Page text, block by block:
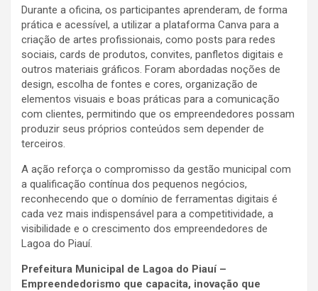
Durante a oficina, os participantes aprenderam, de forma
prática e acessível, a utilizar a plataforma Canva para a
criação de artes profissionais, como posts para redes
sociais, cards de produtos, convites, panfletos digitais e
outros materiais gráficos. Foram abordadas noções de
design, escolha de fontes e cores, organização de
elementos visuais e boas práticas para a comunicação
com clientes, permitindo que os empreendedores possam
produzir seus próprios conteúdos sem depender de
terceiros.
A ação reforça o compromisso da gestão municipal com
a qualificação contínua dos pequenos negócios,
reconhecendo que o domínio de ferramentas digitais é
cada vez mais indispensável para a competitividade, a
visibilidade e o crescimento dos empreendedores de
Lagoa do Piauí.
Prefeitura Municipal de Lagoa do Piauí –
Empreendedorismo que capacita, inovação que